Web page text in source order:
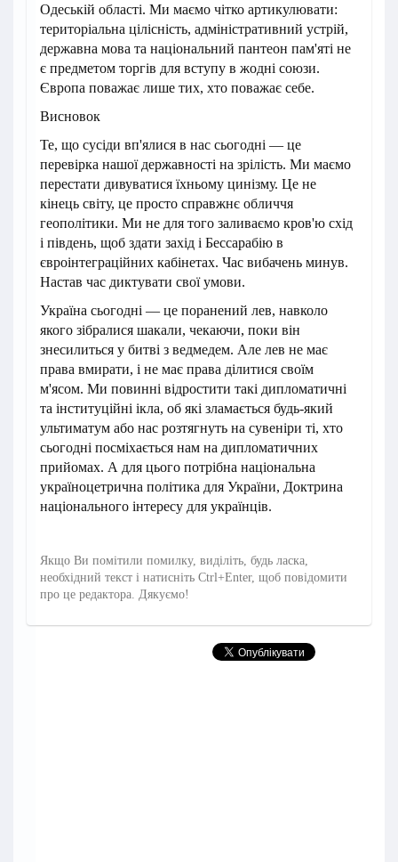
Одеській області. Ми маємо чітко артикулювати:
територіальна цілісність, адміністративний устрій,
державна мова та національний пантеон пам'яті не
є предметом торгів для вступу в жодні союзи.
Європа поважає лише тих, хто поважає себе.
Висновок
Те, що сусіди вп'ялися в нас сьогодні — це
перевірка нашої державності на зрілість. Ми маємо
перестати дивуватися їхньому цинізму. Це не
кінець світу, це просто справжнє обличчя
геополітики. Ми не для того заливаємо кров'ю схід
і південь, щоб здати захід і Бессарабію в
євроінтеграційних кабінетах. Час вибачень минув.
Настав час диктувати свої умови.
Україна сьогодні — це поранений лев, навколо
якого зібралися шакали, чекаючи, поки він
знесилиться у битві з ведмедем. Але лев не має
права вмирати, і не має права ділитися своїм
м'ясом. Ми повинні відростити такі дипломатичні
та інституційні ікла, об які зламається будь-який
ультиматум або нас розтягнуть на сувеніри ті, хто
сьогодні посміхається нам на дипломатичних
прийомах. А для цього потрібна національна
україноцетрична політика для України, Доктрина
національного інтересу для українців.
Якщо Ви помітили помилку, виділіть, будь ласка,
необхідний текст і натисніть Ctrl+Enter, щоб повідомити
про це редактора. Дякуємо!